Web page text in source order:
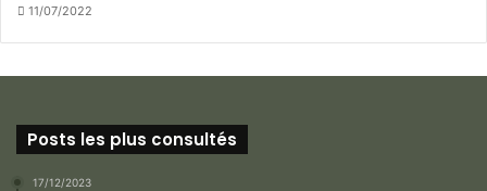
11/07/2022
Posts les plus consultés
17/12/2023